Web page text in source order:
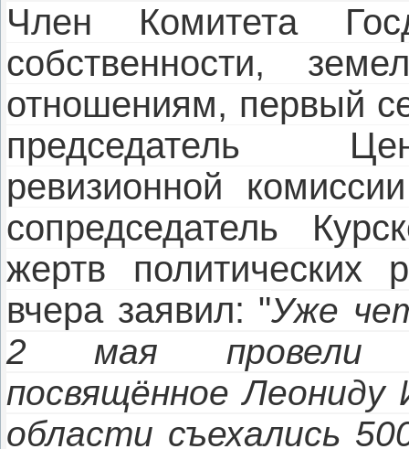
Член Комитета
собственности,
отношениям, первый
председатель
ревизионной
сопредседатель
жертв политических
вчера заявил: "Уже
2 мая провели
посвящённое
области съехались